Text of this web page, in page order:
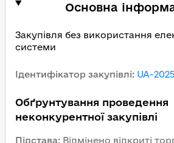
Основна
Закупівля без використання
системи
Ідентифікатор закупівлі: UA-
Обґрунтування проведення
неконкурентної закупівлі
Підстава: Відмінено відкриті